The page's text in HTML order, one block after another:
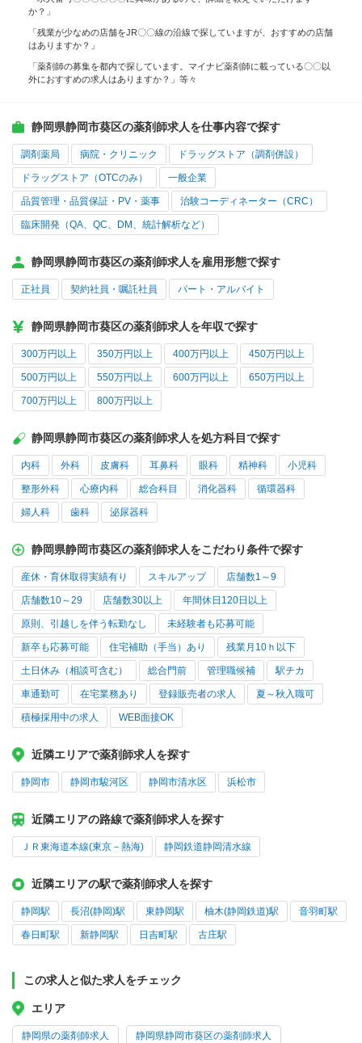
か？」
「残業が少なめの店舗をJR〇〇線の沿線で探していますが、おすすめの店舗
はありますか？」
「薬剤師の募集を都内で探しています。マイナビ薬剤師に載っている〇〇以
外におすすめの求人はありますか？」等々
静岡県静岡市葵区の薬剤師求人を仕事内容で探す
調剤薬局 病院・クリニック ドラッグストア（調剤併設）
ドラッグストア（OTCのみ） 一般企業
品質管理・品質保証・PV・薬事 治験コーディネーター（CRC）
臨床開発（QA、QC、DM、統計解析など）
静岡県静岡市葵区の薬剤師求人を雇用形態で探す
正社員 契約社員・嘱託社員 パート・アルバイト
静岡県静岡市葵区の薬剤師求人を年収で探す
300万円以上 350万円以上 400万円以上 450万円以上
500万円以上 550万円以上 600万円以上 650万円以上
700万円以上 800万円以上
静岡県静岡市葵区の薬剤師求人を処方科目で探す
内科 外科 皮膚科 耳鼻科 眼科 精神科 小児科
整形外科 心療内科 総合科目 消化器科 循環器科
婦人科 歯科 泌尿器科
静岡県静岡市葵区の薬剤師求人をこだわり条件で探す
産休・育休取得実績有り スキルアップ 店舗数1～9
店舗数10～29 店舗数30以上 年間休日120日以上
原則、引越しを伴う転勤なし 未経験者も応募可能
新卒も応募可能 住宅補助（手当）あり 残業月10ｈ以下
土日休み（相談可含む） 総合門前 管理職候補 駅チカ
車通勤可 在宅業務あり 登録販売者の求人 夏～秋入職可
積極採用中の求人 WEB面接OK
近隣エリアで薬剤師求人を探す
静岡市 静岡市駿河区 静岡市清水区 浜松市
近隣エリアの路線で薬剤師求人を探す
ＪＲ東海道本線(東京－熱海) 静岡鉄道静岡清水線
近隣エリアの駅で薬剤師求人を探す
静岡駅 長沼(静岡)駅 東静岡駅 柚木(静岡鉄道)駅 音羽町駅
春日町駅 新静岡駅 日吉町駅 古庄駅
この求人と似た求人をチェック
エリア
静岡県の薬剤師求人 静岡県静岡市葵区の薬剤師求人